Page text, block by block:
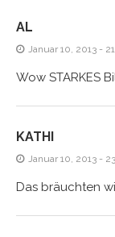
AL
Januar 10, 2013 -
Wow STARKES
KATHI
Januar 10, 2013 -
Das bräuchten